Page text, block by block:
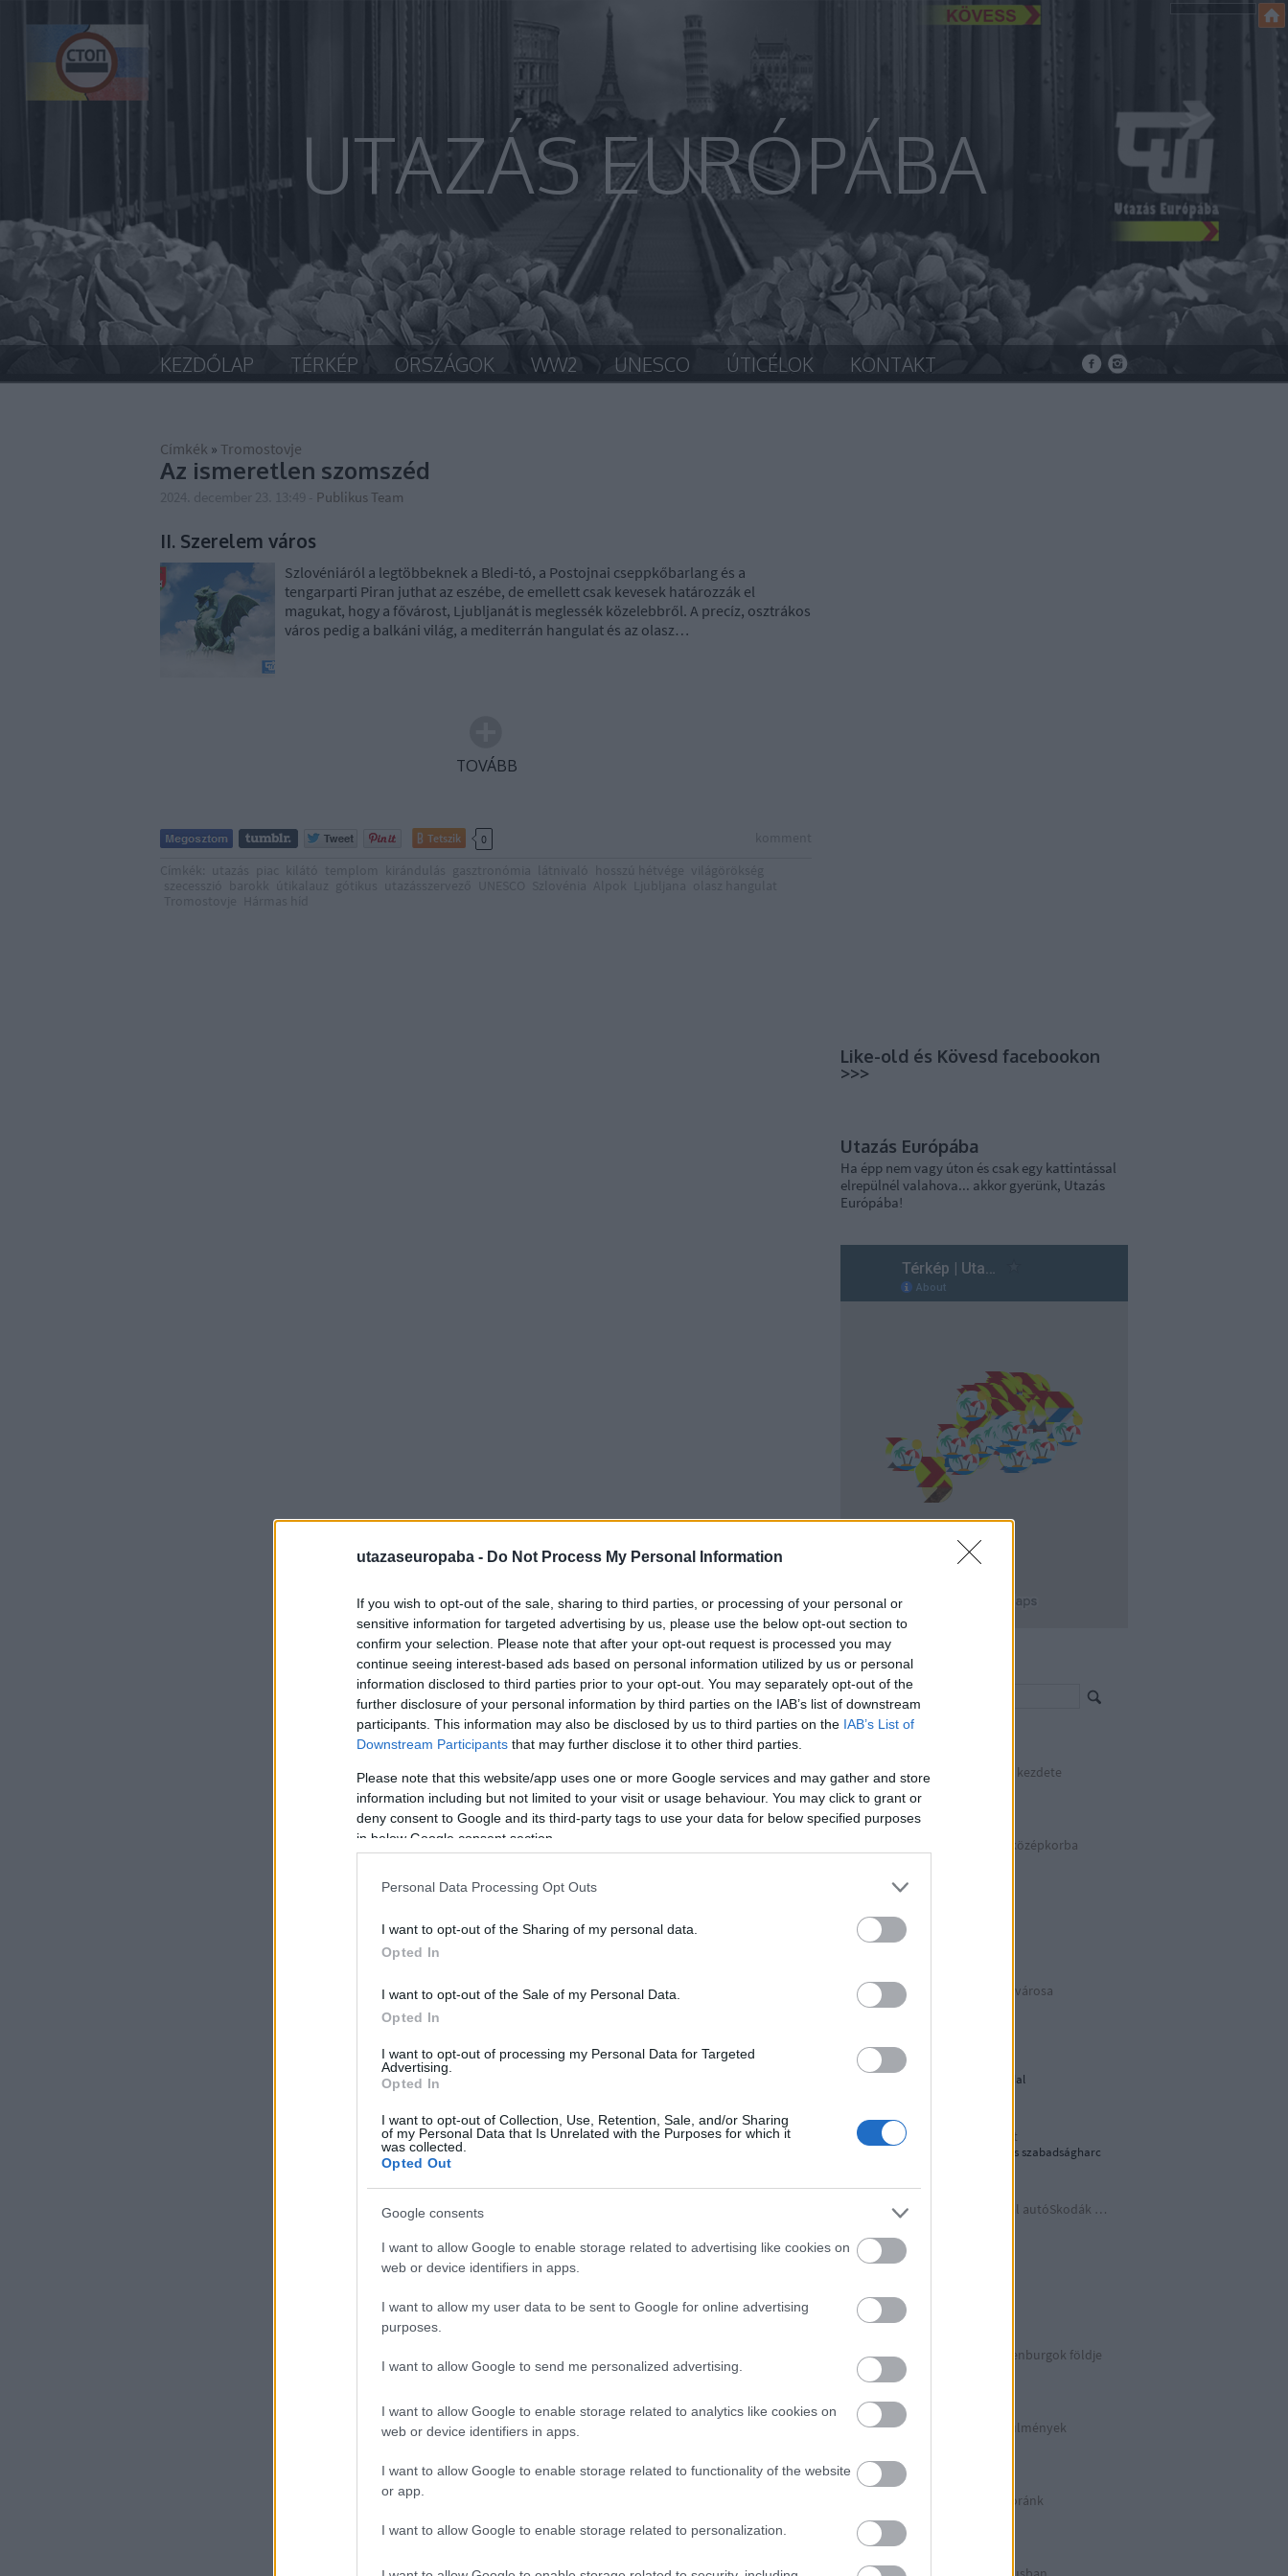
utazaseuropaba - Do Not Process My Personal Information
If you wish to opt-out of the sale, sharing to third parties, or processing of your personal or
sensitive information for targeted advertising by us, please use the below opt-out section to
confirm your selection. Please note that after your opt-out request is processed you may
continue seeing interest-based ads based on personal information utilized by us or personal
information disclosed to third parties prior to your opt-out. You may separately opt-out of the
further disclosure of your personal information by third parties on the IAB’s list of downstream
participants. This information may also be disclosed by us to third parties on the IAB’s List of
Downstream Participants that may further disclose it to other third parties.
Please note that this website/app uses one or more Google services and may gather and store
information including but not limited to your visit or usage behaviour. You may click to grant or
deny consent to Google and its third-party tags to use your data for below specified purposes
in below Google consent section.
Personal Data Processing Opt Outs
I want to opt-out of the Sharing of my personal data.
Opted In
I want to opt-out of the Sale of my Personal Data.
Opted In
I want to opt-out of processing my Personal Data for Targeted
Advertising.
Opted In
I want to opt-out of Collection, Use, Retention, Sale, and/or Sharing
of my Personal Data that Is Unrelated with the Purposes for which it
was collected.
Opted Out
Google consents
I want to allow Google to enable storage related to advertising like cookies on
web or device identifiers in apps.
I want to allow my user data to be sent to Google for online advertising
purposes.
I want to allow Google to send me personalized advertising.
I want to allow Google to enable storage related to analytics like cookies on
web or device identifiers in apps.
I want to allow Google to enable storage related to functionality of the website
or app.
I want to allow Google to enable storage related to personalization.
UTAZÁS EURÓPÁBA
KEZDŐLAP TÉRKÉP ORSZÁGOK WW2 UNESCO ÚTICÉLOK KONTAKT
Címkék » Tromostovje
Az ismeretlen szomszéd
Publikus Team
II. Szerelem város
Szlovéniáról a legtöbbeknek a Bledi-tó, a Postojnai cseppkőbarlang és a
tengarparti Piran juthat az eszébe, de emellett csak kevesek határozzák el
magukat, hogy a fővárost, Ljubljanát is meglessék közelebbről. A precíz, osztrákos
város pedig a balkáni világ, a mediterrán hangulat és az olasz…
TOVÁBB
Tetszik 0
Like-old és Kövesd facebookon
>>>
Utazás Európába
Ha épp nem vagy úton és csak egy kattintással
elrepülnél valahova... akkor gyerünk, Utazás
Európába!
Keresés >>>
Hitler végnapjainak kezdete
Április 30. | 1945
Száguldás vissza a középkorba
BIANCOeNERO
Puglia Due
Az eredeti Mikulás® városa
Puglia Uno
Déli harangszó
Nándorfehérvári diadal
1956: Akkor és most
1956-os forradalom és szabadságharc
Időutazás a szocreál autóSkodák világába
Irány észak, a Guldenburgok földje
Észak-Németország
Halálos munkakörülmények
Berlinben ütött az óránk